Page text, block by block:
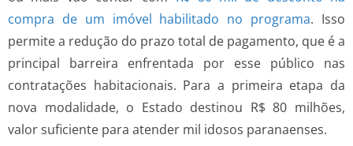
compra de um imóvel habilitado no programa. Isso
permite a redução do prazo total de pagamento, que é a
principal barreira enfrentada por esse público nas
contratações habitacionais. Para a primeira etapa da
nova modalidade, o Estado destinou R$ 80 milhões,
valor suficiente para atender mil idosos paranaenses.